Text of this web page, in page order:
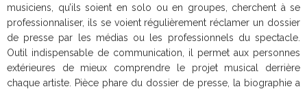
musiciens, qu’ils soient en solo ou en groupes, cherchent à se
professionnaliser, ils se voient régulièrement réclamer un dossier
de presse par les médias ou les professionnels du spectacle.
Outil indispensable de communication, il permet aux personnes
extérieures de mieux comprendre le projet musical derrière
chaque artiste. Pièce phare du dossier de presse, la biographie a